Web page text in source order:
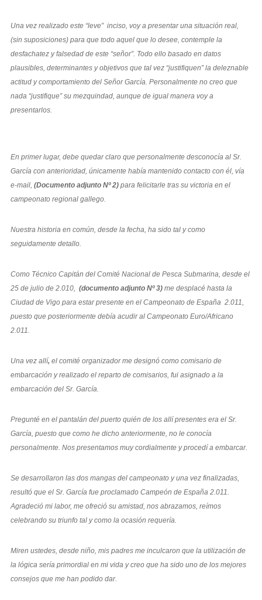
Una vez realizado este “leve” inciso, voy a presentar una situación real,
(sin suposiciones) para que todo aquel que lo desee, contemple la
desfachatez y falsedad de este “señor”. Todo ello basado en datos
plausibles, determinantes y objetivos que tal vez “justifiquen” la deleznable
actitud y comportamiento del Señor García. Personalmente no creo que
nada “justifique” su mezquindad, aunque de igual manera voy a
presentarlos.
En primer lugar, debe quedar claro que personalmente desconocía al Sr.
García con anterioridad, únicamente había mantenido contacto con él, vía
e-mail, (Documento adjunto Nº 2)para felicitarle tras su victoria en el
campeonato regional gallego.
Nuestra historia en común, desde la fecha, ha sido tal y como
seguidamente detallo.
Como Técnico Capitán del Comité Nacional de Pesca Submarina, desde el
25 de julio de 2.010, (documento adjunto Nº 3) me desplacé hasta la
Ciudad de Vigo para estar presente en el Campeonato de España 2.011,
puesto que posteriormente debía acudir al Campeonato Euro/Africano
2.011.
Una vez allí, el comité organizador me designó como comisario de
embarcación y realizado el reparto de comisarios, fui asignado a la
embarcación del Sr. García.
Pregunté en el pantalán del puerto quién de los allí presentes era el Sr.
García, puesto que como he dicho anteriormente, no le conocía
personalmente. Nos presentamos muy cordialmente y procedí a embarcar.
Se desarrollaron las dos mangas del campeonato y una vez finalizadas,
resultó que el Sr. García fue proclamado Campeón de España 2.011.
Agradeció mi labor, me ofreció su amistad, nos abrazamos, reímos
celebrando su triunfo tal y como la ocasión requería.
Miren ustedes, desde niño, mis padres me inculcaron que la utilización de
la lógica sería primordial en mi vida y creo que ha sido uno de los mejores
consejos que me han podido dar.